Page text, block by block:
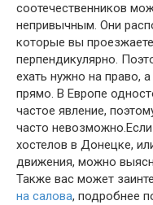
соотечественников
непривычным. Они
которые вы
перпендикулярно.
ехать нужно на право,
прямо. В Европе
частое явление,
часто
хостелов в Донецке,
движения, можно
Также вас может
на салова, подробнее